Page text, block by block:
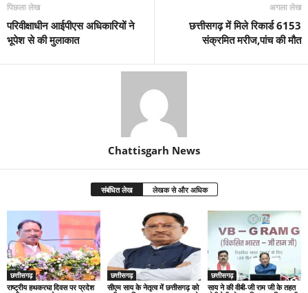
पिछला लेख
परिवीक्षाधीन आईपीएस अधिकारियों ने
भूपेश से की मुलाकात
अगला लेख
छत्तीसगढ़ में मिले रिकार्ड 6153
संक्रमित मरीज,पांच की मौत
Chattisgarh News
संबंधित लेख लेखक से और अधिक
छत्तीसगढ़
राष्ट्रीय हथकरघा दिवस पर प्रदेश
छत्तीसगढ़
सीएम साय के नेतृत्व में छत्तीसगढ़ को
छत्तीसगढ़
साय ने की वीबी-जी राम जी के तहत